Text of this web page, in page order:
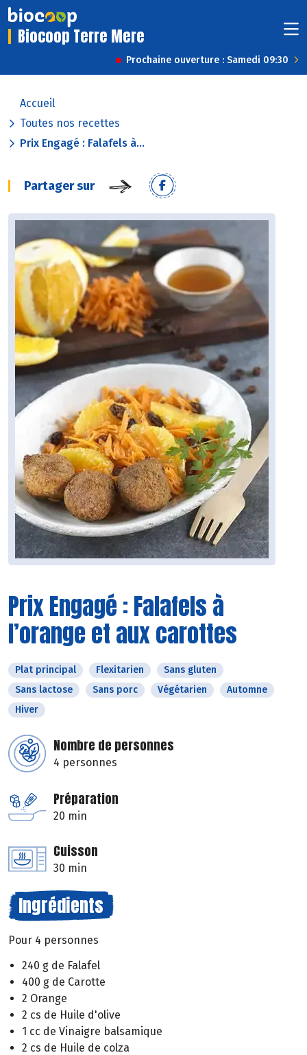
Biocoop Terre Mere
Prochaine ouverture : Samedi 09:30
Accueil
Toutes nos recettes
Prix Engagé : Falafels à...
Partager sur
Prix Engagé : Falafels à
l’orange et aux carottes
Plat principal Flexitarien
Sans gluten
Sans lactose
Sans porc Végétarien
Automne
Hiver
Nombre de personnes
4 personnes
Préparation
20 min
Cuisson
30 min
Ingrédients
Pour 4 personnes
240 g de Falafel
400 g de Carotte
2 Orange
2 cs de Huile d'olive
1 cc de Vinaigre balsamique
2 cs de Huile de colza